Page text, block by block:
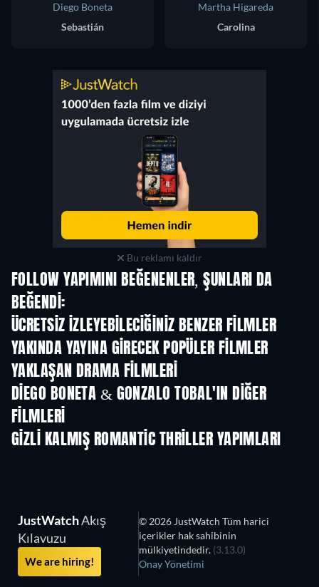
Diego Boneta
Sebastián
Martha Higareda
Carolina
Bu reklamı kaldır
FOLLOW YAPIMINI BEĞENENLER, ŞUNLARI DA
BEĞENDI:
ÜCRETSIZ IZLEYEBILECIĞINIZ BENZER FILMLER
YAKINDA YAYINA GIRECEK POPÜLER FILMLER
YAKLAŞAN DRAMA FILMLERI
DIEGO BONETA & GONZALO TOBAL'IN DIĞER
FILMLERI
GIZLI KALMIŞ ROMANTIC THRILLER YAPIMLARI
TV
JustWatchAkış
Kılavuzu
We are hiring!
© 2026 JustWatch Tüm harici
içerikler hak sahibinin
mülkiyetindedir. (3.13.0)
Onay Yönetimi